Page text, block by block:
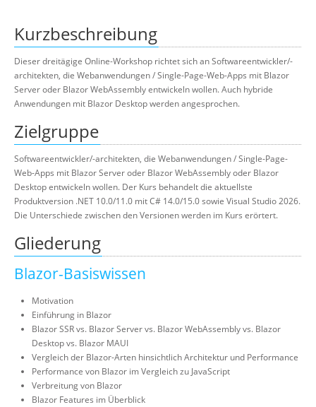
Kurzbeschreibung
Dieser dreitägige Online-Workshop richtet sich an Softwareentwickler/-
architekten, die Webanwendungen / Single-Page-Web-Apps mit Blazor
Server oder Blazor WebAssembly entwickeln wollen. Auch hybride
Anwendungen mit Blazor Desktop werden angesprochen.
Zielgruppe
Softwareentwickler/-architekten, die Webanwendungen / Single-Page-
Web-Apps mit Blazor Server oder Blazor WebAssembly oder Blazor
Desktop entwickeln wollen. Der Kurs behandelt die aktuellste
Produktversion .NET 10.0/11.0 mit C# 14.0/15.0 sowie Visual Studio 2026.
Die Unterschiede zwischen den Versionen werden im Kurs erörtert.
Gliederung
Blazor-Basiswissen
Motivation
Einführung in Blazor
Blazor SSR vs. Blazor Server vs. Blazor WebAssembly vs. Blazor
Desktop vs. Blazor MAUI
Vergleich der Blazor-Arten hinsichtlich Architektur und Performance
Performance von Blazor im Vergleich zu JavaScript
Verbreitung von Blazor
Blazor Features im Überblick